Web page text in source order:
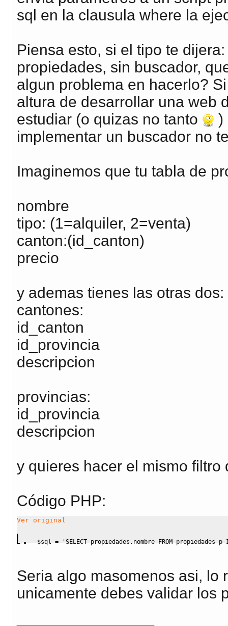
sql en la clausula where la
Piensa esto, si el tipo te
propiedades, sin buscador,
algun problema en hacerlo?
altura de desarrollar una web
estudiar (o quizas no tanto
)
implementar un buscador no
Imaginemos que tu tabla de
nombre
tipo: (1=alquiler, 2=venta)
canton:(id_canton)
precio
y ademas tienes las otras dos:
cantones:
id_canton
id_provincia
descripcion
provincias:
id_provincia
descripcion
y quieres hacer el mismo filtro
Código PHP:
Ver original
$sql = 'SELECT propiedades.nombre FROM
Seria algo masomenos asi, lo
unicamente debes validar los